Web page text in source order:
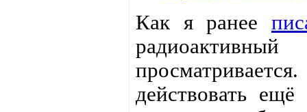
Как я ранее
действовать